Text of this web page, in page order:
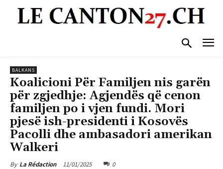
BALKANS
Koalicioni Për Familjen nis garën
për zgjedhje: Agjendës që cenon
familjen po i vjen fundi. Mori
pjesë ish-presidenti i Kosovës
Pacolli dhe ambasadori amerikan
Walkeri
By La Rédaction 11/01/2025 0